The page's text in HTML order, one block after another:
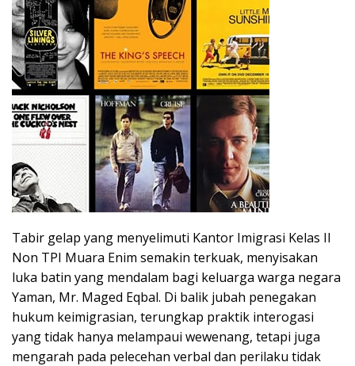
Tabir gelap yang menyelimuti Kantor Imigrasi Kelas II
Non TPI Muara Enim semakin terkuak, menyisakan
luka batin yang mendalam bagi keluarga warga negara
Yaman, Mr. Maged Eqbal. Di balik jubah penegakan
hukum keimigrasian, terungkap praktik interogasi
yang tidak hanya melampaui wewenang, tetapi juga
mengarah pada pelecehan verbal dan perilaku tidak